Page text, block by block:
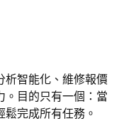
析智能化、維修報價
。目的只有一個：當
完成所有任務。